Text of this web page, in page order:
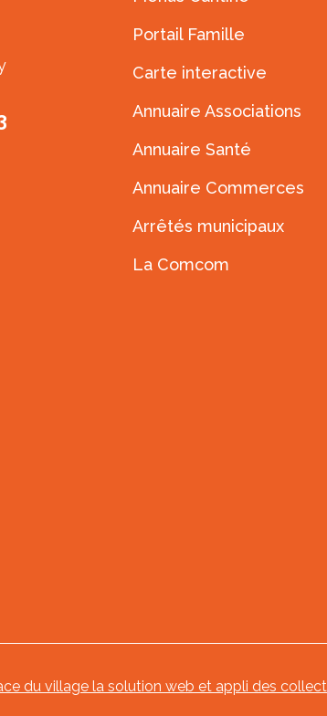
Portail Famille
Carte interactive
Annuaire Associations
Annuaire Santé
Annuaire Commerces
Arrêtés municipaux
La Comcom
du village la solution web et appli des